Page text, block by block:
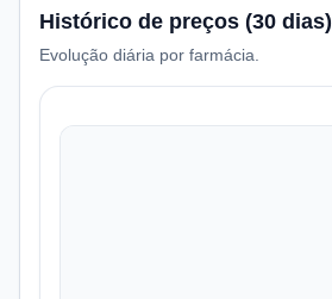
Histórico de preços (30 dias)
Evolução diária por farmácia.